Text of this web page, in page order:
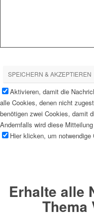
SPEICHERN & AKZEPTIEREN
Aktivieren, damit die
alle Cookies, denen nicht
benötigen zwei Cookies, damit
Andernfalls wird diese
Hier klicken, um
Erhalte alle
Thema